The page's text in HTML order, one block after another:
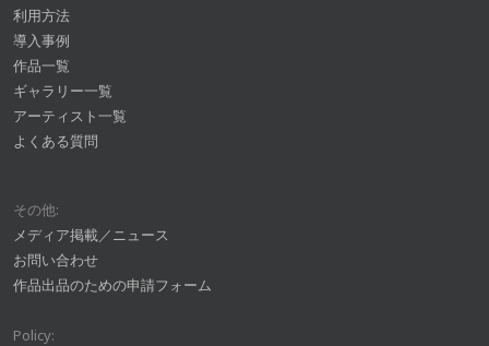
利用方法
導入事例
作品一覧
ギャラリー一覧
アーティスト一覧
よくある質問
その他:
メディア掲載／ニュース
お問い合わせ
作品出品のための申請フォーム
Policy: